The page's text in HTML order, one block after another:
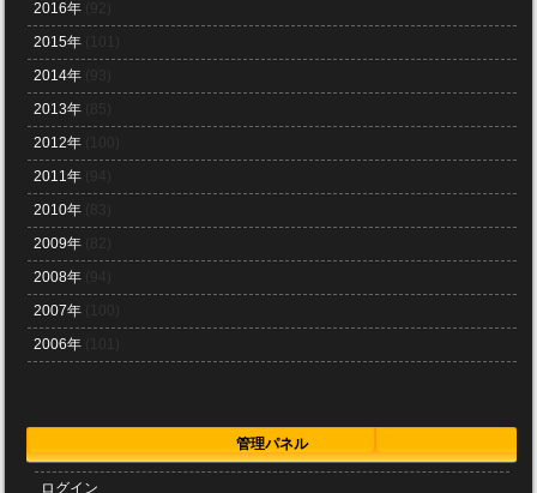
2016年
2015年
2014年
2013年
2012年
2011年
2010年
2009年
2008年
2007年
2006年
管理パネル
ログイン